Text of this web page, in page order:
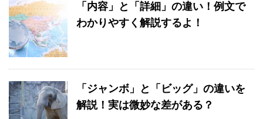
「内容」と「詳細」の違い！例文で
わかりやすく解説するよ！
「ジャンボ」と「ビッグ」の違いを
解説！実は微妙な差がある？